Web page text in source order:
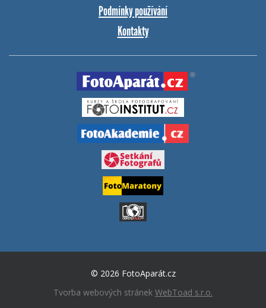
Podmínky používání
Kontakty
© 2026 FotoAparát.cz
Tvorba webových stránek WebToad s.r.o.